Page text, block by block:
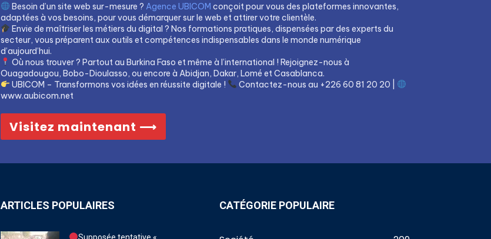
Besoin d’un site web sur-mesure ? Agence UBICOM conçoit pour vous des plateformes innovantes,
adaptées à vos besoins, pour vous démarquer sur le web et attirer votre clientèle.
Envie de maîtriser les métiers du digital ? Nos formations pratiques, dispensées par des experts du
secteur, vous préparent aux outils et compétences indispensables dans le monde numérique
d’aujourd’hui.
Où nous trouver ? Partout au Burkina Faso et même à l’international ! Rejoignez-nous à
Ouagadougou, Bobo-Dioulasso, ou encore à Abidjan, Dakar, Lomé et Casablanca.
UBICOM – Transformons vos idées en réussite digitale !
Contactez-nous au +226 60 81 20 20 |
www.aubicom.net
Visitez maintenant ⟶
ARTICLES POPULAIRES CATÉGORIE POPULAIRE